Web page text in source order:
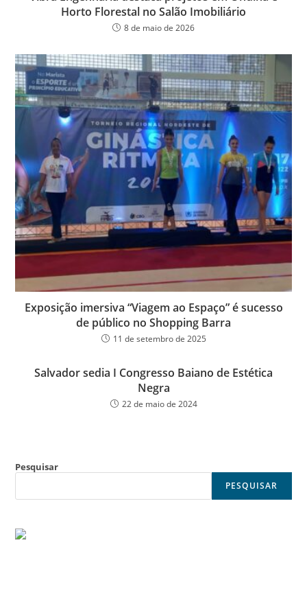
Horto Florestal no Salão Imobiliário
8 de maio de 2026
Exposição imersiva “Viagem ao Espaço” é sucesso
de público no Shopping Barra
11 de setembro de 2025
Salvador sedia I Congresso Baiano de Estética
Negra
22 de maio de 2024
Pesquisar
PESQUISAR